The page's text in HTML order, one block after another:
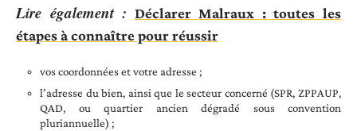
Lire également : Déclarer Malraux : toutes les
étapes à connaître pour réussir
vos coordonnées et votre adresse ;
l’adresse du bien, ainsi que le secteur concerné (SPR, ZPPAUP,
QAD, ou quartier ancien dégradé sous convention
pluriannuelle) ;